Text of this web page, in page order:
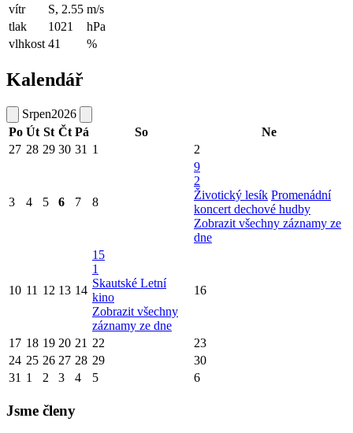
vítr
S, 2.55 m/s
tlak
1021
hPa
vlhkost 41 %
Kalendář
Srpen2026
Po Út St Čt Pá So
Ne
27 28 29 30 31 1 2
3 4 5 6 7 8
9
2
Životický lesík Promenádní
koncert dechové hudby
Zobrazit všechny záznamy ze
dne
10 11 12 13 14
15
1
Skautské Letní
kino
Zobrazit všechny
záznamy ze dne
16
17 18 19 20 21 22
23
24 25 26 27 28 29
30
31 1 2 3 4 5 6
Jsme členy